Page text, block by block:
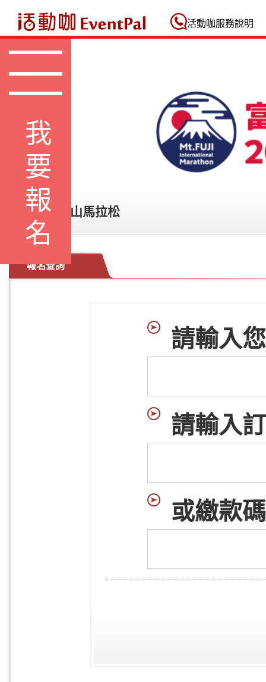
活動咖 Eventpal
活動咖服務說明
我要報名
第15屆富士山馬拉松
報名查詢
請輸入
請輸入
或繳款